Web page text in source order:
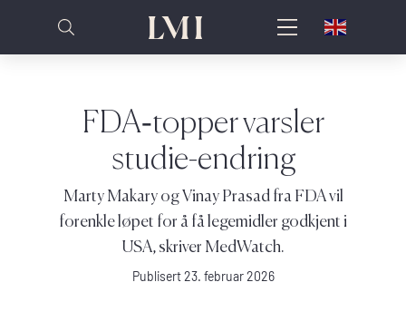
FDA‑topper varsler
studie-endring
Marty Makary og Vinay Prasad fra FDA vil
forenkle løpet for å få legemidler godkjent i
USA, skriver MedWatch.
Publisert 23. februar 2026